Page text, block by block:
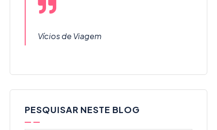
Vícios de Viagem
PESQUISAR NESTE BLOG